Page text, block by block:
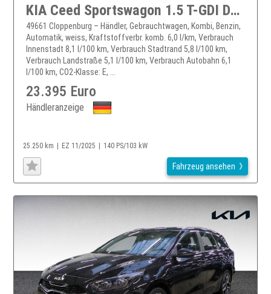
KIA Ceed Sportswagon 1.5 T-GDI DCT Spirit + JBL Soundsystem
49661 Cloppenburg – Händler, Gebrauchtwagen, Kombi, Benzin,
Automatik, weiss, Kraftstoffverbr. komb. 6,0 l/km, Verbrauch
Innenstadt 8,1 l/100 km, Verbrauch Stadtrand 5,8 l/100 km,
Verbrauch Landstraße 5,1 l/100 km, Verbrauch Autobahn 6,1
l/100 km, CO2-Klasse: E, ...
23.395 Euro
Händleranzeige
25.250 km EZ 11/2025 140 PS/103 kW
Fahrzeug ansehen